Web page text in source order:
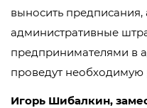
выносить предписания,
административные
предпринимателями в
проведут необходимую
Игорь Шибалкин,